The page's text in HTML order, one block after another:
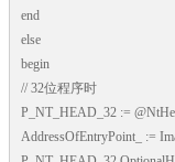
end
else
begin
// 32位程序时
P_NT_HEAD_32 :=
AddressOfEntryPoint_ :=